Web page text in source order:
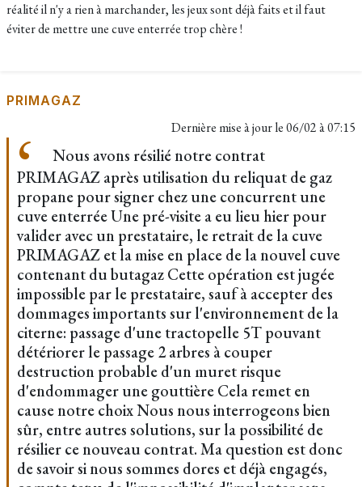
réalité il n'y a rien à marchander, les jeux sont déjà faits et il faut
éviter de mettre une cuve enterrée trop chère !
PRIMAGAZ
Dernière mise à jour le06/02 à 07:15
Nous avons résilié notre contrat
PRIMAGAZ après utilisation du reliquat de gaz
propane pour signer chez une concurrent une
cuve enterrée Une pré-visite a eu lieu hier pour
valider avec un prestataire, le retrait de la cuve
PRIMAGAZ et la mise en place de la nouvel cuve
contenant du butagaz Cette opération est jugée
impossible par le prestataire, sauf à accepter des
dommages importants sur l'environnement de la
citerne: passage d'une tractopelle 5T pouvant
détériorer le passage 2 arbres à couper
destruction probable d'un muret risque
d'endommager une gouttière Cela remet en
cause notre choix Nous nous interrogeons bien
sûr, entre autres solutions, sur la possibilité de
résilier ce nouveau contrat. Ma question est donc
de savoir si nous sommes dores et déjà engagés,